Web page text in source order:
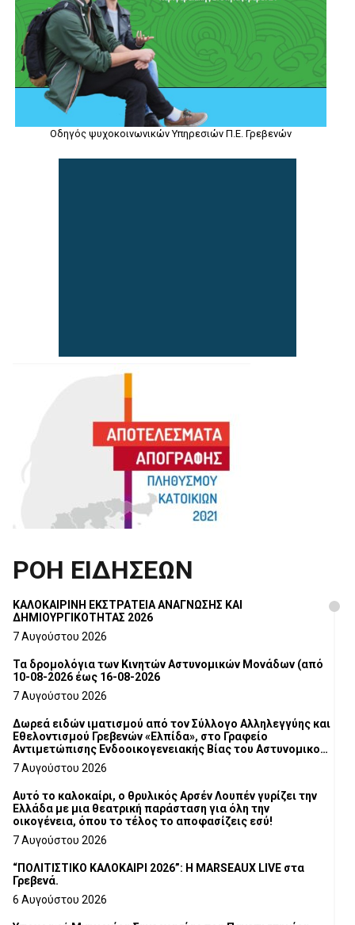
Οδηγός ψυχοκοινωνικών Υπηρεσιών Π.Ε. Γρεβενών
ΡΟΗ ΕΙΔΗΣΕΩΝ
ΚΑΛΟΚΑΙΡΙΝΗ ΕΚΣΤΡΑΤΕΙΑ ΑΝΑΓΝΩΣΗΣ ΚΑΙ
ΔΗΜΙΟΥΡΓΙΚΟΤΗΤΑΣ 2026
7 Αυγούστου 2026
Τα δρομολόγια των Κινητών Αστυνομικών Μονάδων (από
10-08-2026 έως 16-08-2026
7 Αυγούστου 2026
Δωρεά ειδών ιματισμού από τον Σύλλογο Αλληλεγγύης και
Εθελοντισμού Γρεβενών «Ελπίδα», στο Γραφείο
Αντιμετώπισης Ενδοοικογενειακής Βίας του Αστυνομικού
Τμήματος Γρεβενών
7 Αυγούστου 2026
Αυτό το καλοκαίρι, ο θρυλικός Αρσέν Λουπέν γυρίζει την
Ελλάδα με μια θεατρική παράσταση για όλη την
οικογένεια, όπου το τέλος το αποφασίζεις εσύ!
7 Αυγούστου 2026
“ΠΟΛΙΤΙΣΤΙΚΟ ΚΑΛΟΚΑΙΡΙ 2026”: Η MARSEAUX LIVE στα
Γρεβενά.
6 Αυγούστου 2026